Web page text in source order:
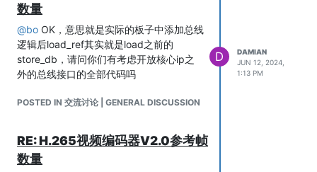
数量
@bo OK，意思就是实际的板子中添加总线
逻辑后load_ref其实就是load之前的
store_db，请问你们有考虑开放核心ip之
外的总线接口的全部代码吗
POSTED IN 交流讨论 | GENERAL DISCUSSION
D
DAMIAN
JUN 12, 2024,
1:13 PM
RE: H.265视频编码器V2.0参考帧
数量